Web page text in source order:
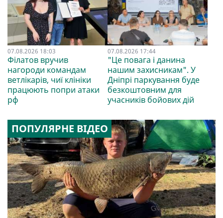
07.08.2026 18:03
Філатов вручив
нагороди командам
ветлікарів, чиї клініки
працюють попри атаки
рф
07.08.2026 17:44
"Це повага і данина
нашим захисникам". У
Дніпрі паркування буде
безкоштовним для
учасників бойових дій
ПОПУЛЯРНЕ ВІДЕО